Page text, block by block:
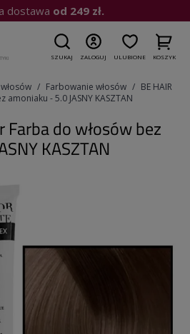
| Wysyłka dziś
SZUKAJ ZALOGUJ ULUBIONE KOSZYK
Farbowanie włosów
BE HAIR
- 5.0 JASNY KASZTAN
Farba do włosów bez
KASZTAN